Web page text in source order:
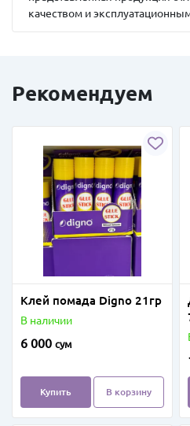
качеством и
Рекомендуем
Клей помада Digno 21гр
В наличии
6 000 сум
Купить В корзину